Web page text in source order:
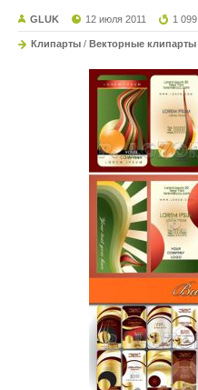
GLUK 12 июля 2011 1 099
Клипарты / Векторные клипарты